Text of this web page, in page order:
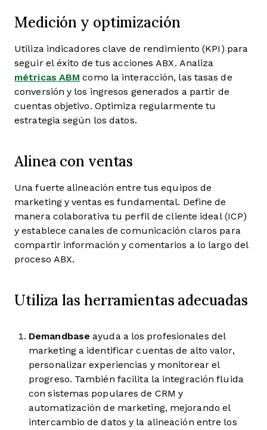
Medición y optimización
Utiliza indicadores clave de rendimiento (KPI) para
seguir el éxito de tus acciones ABX. Analiza
métricas ABM como la interacción, las tasas de
conversión y los ingresos generados a partir de
cuentas objetivo. Optimiza regularmente tu
estrategia según los datos.
Alinea con ventas
Una fuerte alineación entre tus equipos de
marketing y ventas es fundamental. Define de
manera colaborativa tu perfil de cliente ideal (ICP)
y establece canales de comunicación claros para
compartir información y comentarios a lo largo del
proceso ABX.
Utiliza las herramientas adecuadas
Demandbase ayuda a los profesionales del
marketing a identificar cuentas de alto valor,
personalizar experiencias y monitorear el
progreso. También facilita la integración fluida
con sistemas populares de CRM y
automatización de marketing, mejorando el
intercambio de datos y la alineación entre los